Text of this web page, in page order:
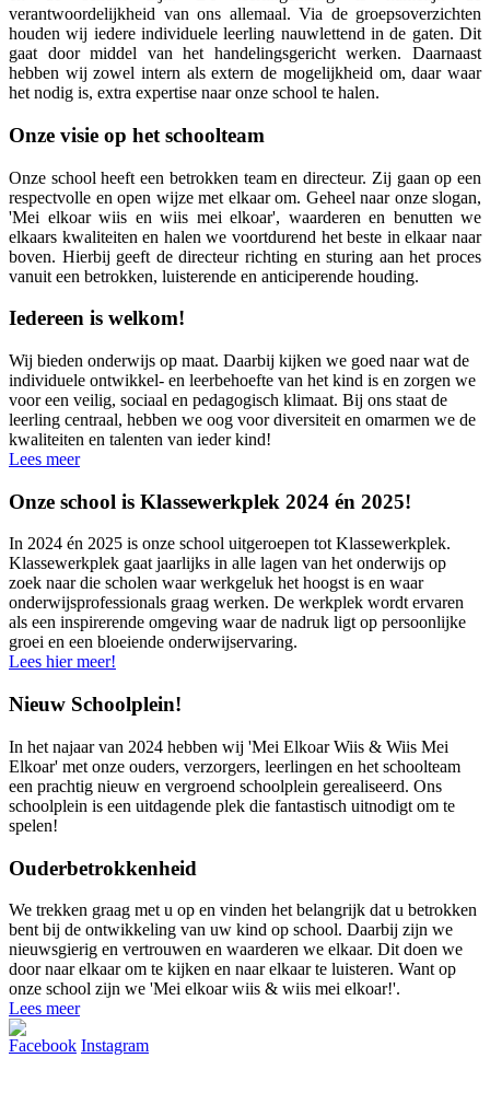
verantwoordelijkheid van ons allemaal. Via de groepsoverzichten
houden wij iedere individuele leerling nauwlettend in de gaten. Dit
gaat door middel van het handelingsgericht werken. Daarnaast
hebben wij zowel intern als extern de mogelijkheid om, daar waar
het nodig is, extra expertise naar onze school te halen.
Onze visie op het schoolteam
Onze school heeft een betrokken team en directeur. Zij gaan op een
respectvolle en open wijze met elkaar om. Geheel naar onze slogan,
'Mei elkoar wiis en wiis mei elkoar', waarderen en benutten we
elkaars kwaliteiten en halen we voortdurend het beste in elkaar naar
boven. Hierbij geeft de directeur richting en sturing aan het proces
vanuit een betrokken, luisterende en anticiperende houding.
Iedereen is welkom!
Wij bieden onderwijs op maat. Daarbij kijken we goed naar wat de
individuele ontwikkel- en leerbehoefte van het kind is en zorgen we
voor een veilig, sociaal en pedagogisch klimaat. Bij ons staat de
leerling centraal, hebben we oog voor diversiteit en omarmen we de
kwaliteiten en talenten van ieder kind!
Lees meer
Onze school is Klassewerkplek 2024 én 2025!
In 2024 én 2025 is onze school uitgeroepen tot Klassewerkplek.
Klassewerkplek gaat jaarlijks in alle lagen van het onderwijs op
zoek naar die scholen waar werkgeluk het hoogst is en waar
onderwijsprofessionals graag werken. De werkplek wordt ervaren
als een inspirerende omgeving waar de nadruk ligt op persoonlijke
groei en een bloeiende onderwijservaring.
Lees hier meer!
Nieuw Schoolplein!
In het najaar van 2024 hebben wij 'Mei Elkoar Wiis & Wiis Mei
Elkoar' met onze ouders, verzorgers, leerlingen en het schoolteam
een prachtig nieuw en vergroend schoolplein gerealiseerd. Ons
schoolplein is een uitdagende plek die fantastisch uitnodigt om te
spelen!
Ouderbetrokkenheid
We trekken graag met u op en vinden het belangrijk dat u betrokken
bent bij de ontwikkeling van uw kind op school. Daarbij zijn we
nieuwsgierig en vertrouwen en waarderen we elkaar. Dit doen we
door naar elkaar om te kijken en naar elkaar te luisteren. Want op
onze school zijn we 'Mei elkoar wiis & wiis mei elkoar!'.
Lees meer
Facebook Instagram